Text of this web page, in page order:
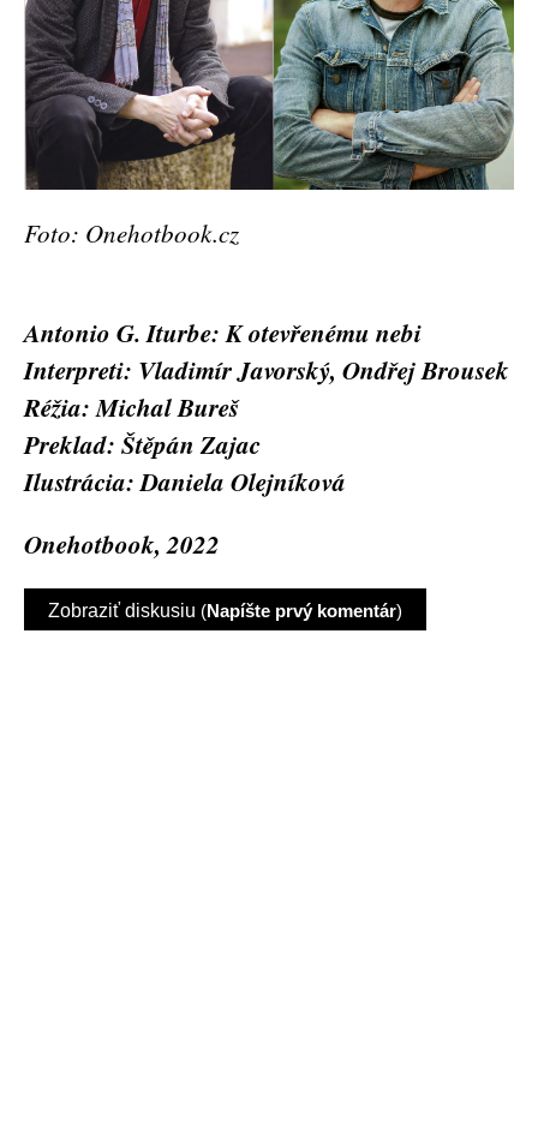
Foto: Onehotbook.cz
Antonio G. Iturbe: K otevřenému nebi
Interpreti: Vladimír Javorský, Ondřej Brousek
Réžia: Michal Bureš
Preklad: Štěpán Zajac
Ilustrácia: Daniela Olejníková
Onehotbook, 2022
Zobraziť diskusiu (Napíšte prvý komentár)